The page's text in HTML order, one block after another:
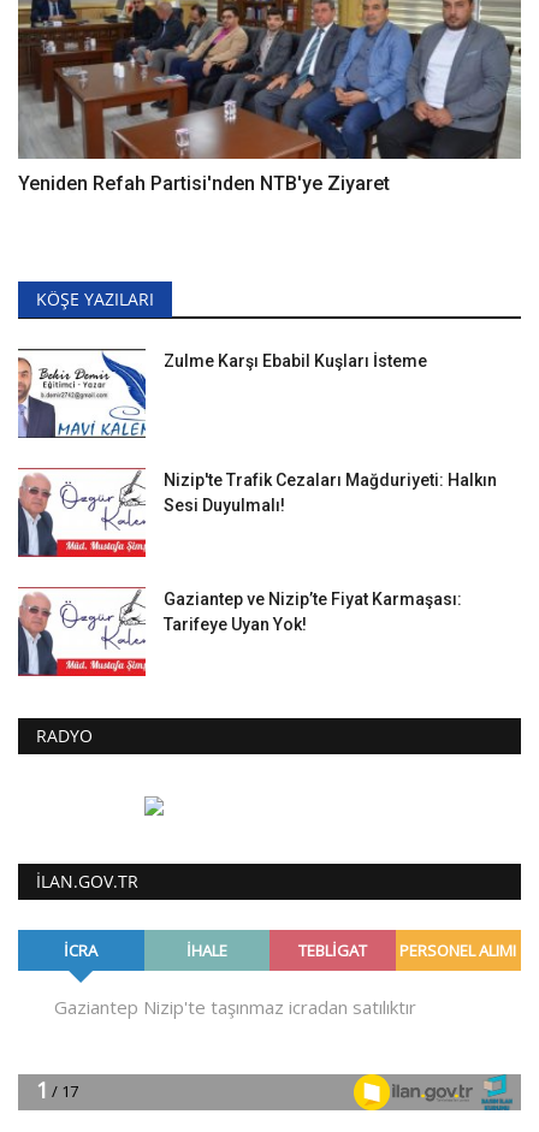
Yeniden Refah Partisi'nden NTB'ye Ziyaret
KÖŞE YAZILARI
Zulme Karşı Ebabil Kuşları İsteme
Nizip'te Trafik Cezaları Mağduriyeti: Halkın
Sesi Duyulmalı!
Gaziantep ve Nizip’te Fiyat Karmaşası:
Tarifeye Uyan Yok!
RADYO
ILAN.GOV.TR